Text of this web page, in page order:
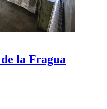
la Fragua